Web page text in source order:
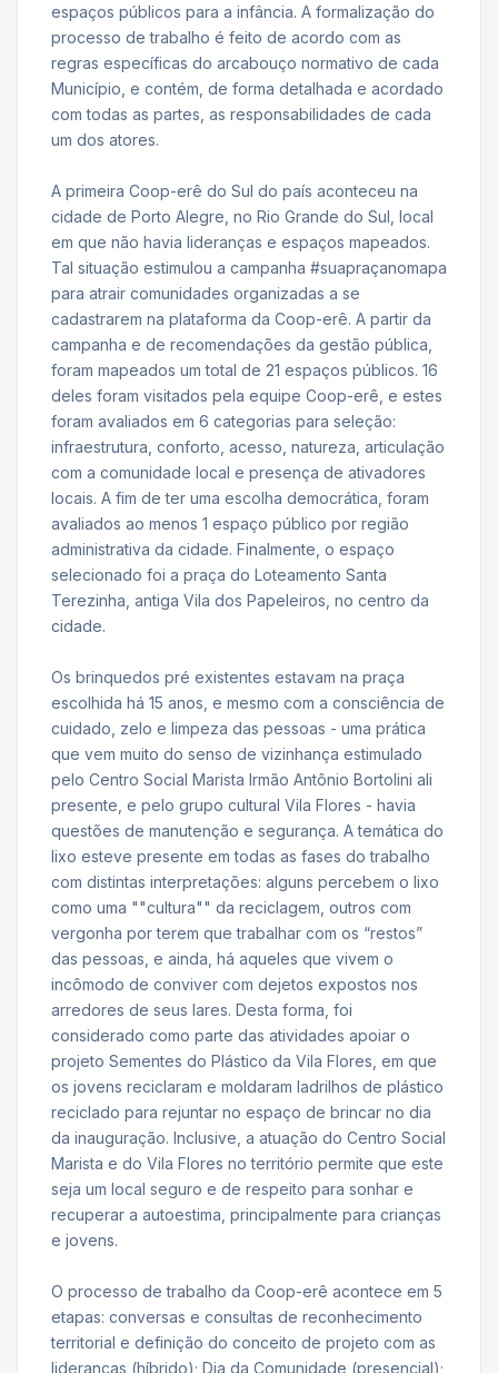
espaços públicos para a infância. A formalização do
processo de trabalho é feito de acordo com as
regras específicas do arcabouço normativo de cada
Município, e contém, de forma detalhada e acordado
com todas as partes, as responsabilidades de cada
um dos atores.
A primeira Coop-erê do Sul do país aconteceu na
cidade de Porto Alegre, no Rio Grande do Sul, local
em que não havia lideranças e espaços mapeados.
Tal situação estimulou a campanha #suapraçanomapa
para atrair comunidades organizadas a se
cadastrarem na plataforma da Coop-erê. A partir da
campanha e de recomendações da gestão pública,
foram mapeados um total de 21 espaços públicos. 16
deles foram visitados pela equipe Coop-erê, e estes
foram avaliados em 6 categorias para seleção:
infraestrutura, conforto, acesso, natureza, articulação
com a comunidade local e presença de ativadores
locais. A fim de ter uma escolha democrática, foram
avaliados ao menos 1 espaço público por região
administrativa da cidade. Finalmente, o espaço
selecionado foi a praça do Loteamento Santa
Terezinha, antiga Vila dos Papeleiros, no centro da
cidade.
Os brinquedos pré existentes estavam na praça
escolhida há 15 anos, e mesmo com a consciência de
cuidado, zelo e limpeza das pessoas - uma prática
que vem muito do senso de vizinhança estimulado
pelo Centro Social Marista Irmão Antônio Bortolini ali
presente, e pelo grupo cultural Vila Flores - havia
questões de manutenção e segurança. A temática do
lixo esteve presente em todas as fases do trabalho
com distintas interpretações: alguns percebem o lixo
como uma ""cultura"" da reciclagem, outros com
vergonha por terem que trabalhar com os “restos”
das pessoas, e ainda, há aqueles que vivem o
incômodo de conviver com dejetos expostos nos
arredores de seus lares. Desta forma, foi
considerado como parte das atividades apoiar o
projeto Sementes do Plástico da Vila Flores, em que
os jovens reciclaram e moldaram ladrilhos de plástico
reciclado para rejuntar no espaço de brincar no dia
da inauguração. Inclusive, a atuação do Centro Social
Marista e do Vila Flores no território permite que este
seja um local seguro e de respeito para sonhar e
recuperar a autoestima, principalmente para crianças
e jovens.
O processo de trabalho da Coop-erê acontece em 5
etapas: conversas e consultas de reconhecimento
territorial e definição do conceito de projeto com as
lideranças (híbrido); Dia da Comunidade (presencial);